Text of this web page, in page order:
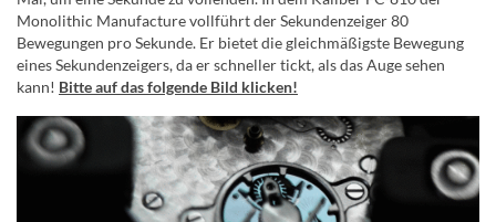
Monolithic Manufacture vollführt der Sekundenzeiger 80
Bewegungen pro Sekunde. Er bietet die gleichmäßigste Bewegung
eines Sekundenzeigers, da er schneller tickt, als das Auge sehen
kann! Bitte auf das folgende Bild klicken!